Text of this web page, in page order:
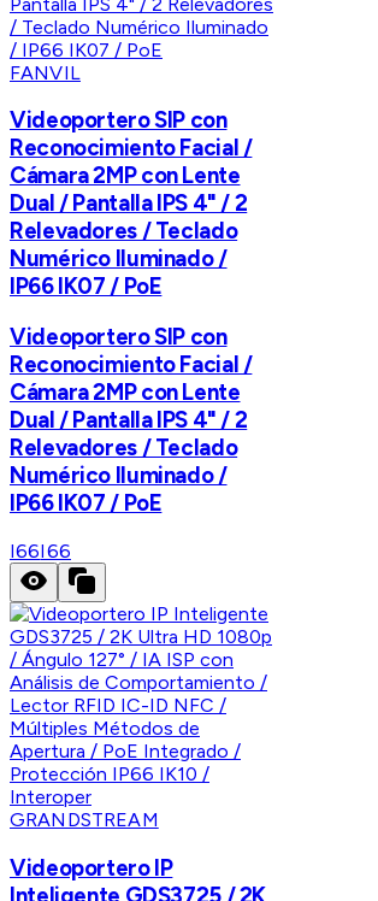
FANVIL
Videoportero SIP con
Reconocimiento Facial /
Cámara 2MP con Lente
Dual / Pantalla IPS 4" / 2
Relevadores / Teclado
Numérico Iluminado /
IP66 IK07 / PoE
Videoportero SIP con
Reconocimiento Facial /
Cámara 2MP con Lente
Dual / Pantalla IPS 4" / 2
Relevadores / Teclado
Numérico Iluminado /
IP66 IK07 / PoE
I66I66
GRANDSTREAM
Videoportero IP
Inteligente GDS3725 / 2K